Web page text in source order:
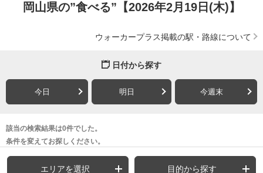
岡山県の”食べる”【2026年2月19日(木)】
ウォーカープラス掲載の駅・路線について
日付から探す
今日 明日 今週末
該当の検索結果は0件でした。
条件を変えてお探しください。
エリアを選択 目的から探す